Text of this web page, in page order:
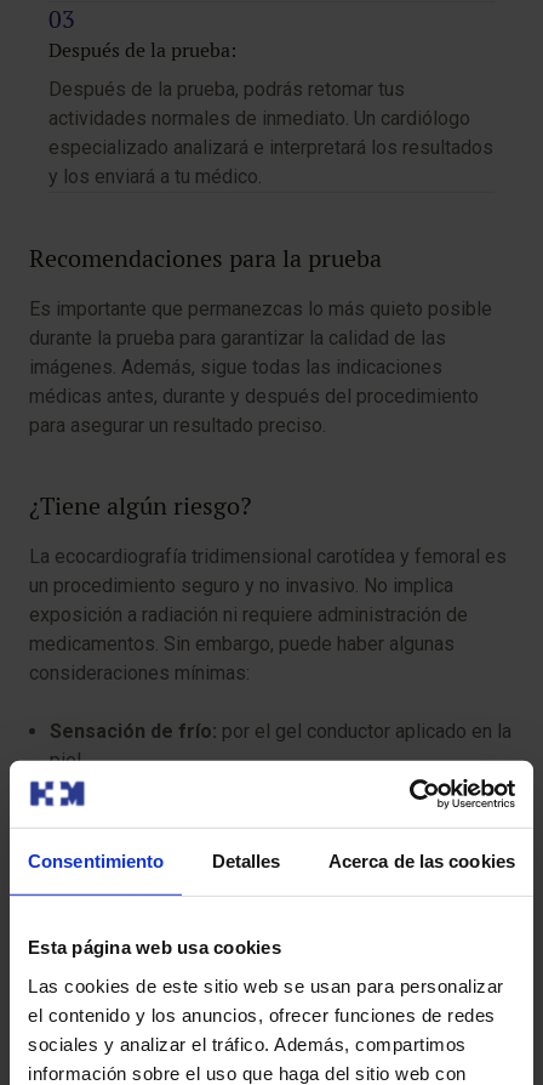
Consentimiento Detalles Acerca de las cookies
Esta página web usa cookies
Las cookies de este sitio web se usan para personalizar
el contenido y los anuncios, ofrecer funciones de redes
sociales y analizar el tráfico. Además, compartimos
información sobre el uso que haga del sitio web con
Después de la prueba:
Después de la prueba, podrás retomar tus
actividades normales de inmediato. Un cardiólogo
especializado analizará e interpretará los resultados
y los enviará a tu médico.
Recomendaciones para la prueba
Es importante que permanezcas lo más quieto posible
durante la prueba para garantizar la calidad de las
imágenes. Además, sigue todas las indicaciones
médicas antes, durante y después del procedimiento
para asegurar un resultado preciso.
¿Tiene algún riesgo?
La ecocardiografía tridimensional carotídea y femoral es
un procedimiento seguro y no invasivo. No implica
exposición a radiación ni requiere administración de
medicamentos. Sin embargo, puede haber algunas
consideraciones mínimas:
Sensación de frío: por el gel conductor aplicado en la
piel.
Para que tu prueba se desarrolle sin contratiempos, te
Así podremos realizar la preparación administrativa y
clínica necesaria.
Antes de la prueba, te entregaremos el Consentimiento
Informado, un documento con información importante